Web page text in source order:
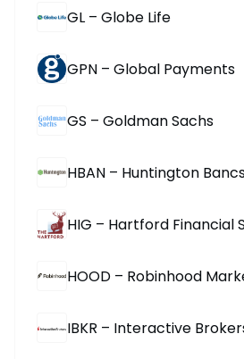
GL – Globe Life
GPN – Global Payments
GS – Goldman Sachs
HBAN – Huntington
HIG – Hartford Financial
HOOD – Robinhood
IBKR – Interactive